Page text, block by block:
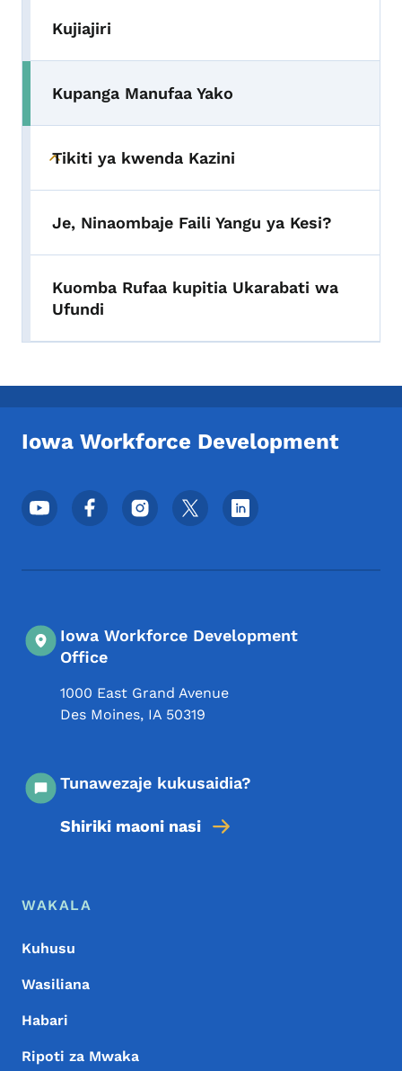
Kujiajiri
Kupanga Manufaa Yako
Toggle submenu
Tikiti ya kwenda Kazini
Je, Ninaombaje Faili Yangu ya Kesi?
Kuomba Rufaa kupitia Ukarabati wa
Ufundi
Iowa Workforce Development
Menyu ya Mitandao ya Kijamii ya Chini
Iowa Workforce Development
Office
1000 East Grand Avenue
Des Moines, IA 50319
Tunawezaje kukusaidia?
Shiriki maoni nasi
Menyu ya Chini
Footer
WAKALA
Kuhusu
Wasiliana
Habari
Ripoti za Mwaka